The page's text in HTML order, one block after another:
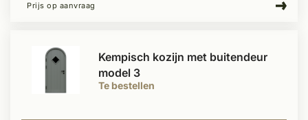
Prijs op aanvraag
Te bestellen
Kempisch kozijn met buitendeur
model 3